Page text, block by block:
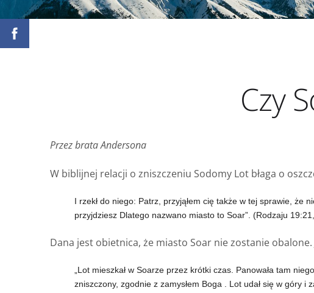
Czy
Przez brata Andersona
W biblijnej relacji o zniszczeniu Sodomy Lot błaga o
I rzekł do niego: Patrz, przyjąłem cię także w tej sprawie, że
przyjdziesz Dlatego nazwano miasto to Soar”. (Rodzaju
Dana jest obietnica, że miasto Soar nie zostanie
„Lot mieszkał w Soarze przez krótki czas. Panowała tam
zniszczony, zgodnie z zamysłem Boga . Lot udał się w góry i